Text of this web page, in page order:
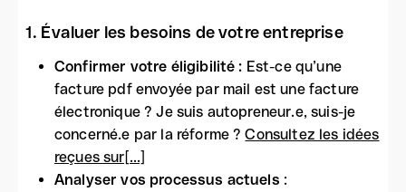
1. Évaluer les besoins de votre entreprise
Confirmer votre éligibilité : Est-ce qu’une
facture pdf envoyée par mail est une facture
électronique ? Je suis autopreneur.e, suis-je
concerné.e par la réforme ?Consultez les idées
reçues sur[...]
Analyser vos processus actuels :